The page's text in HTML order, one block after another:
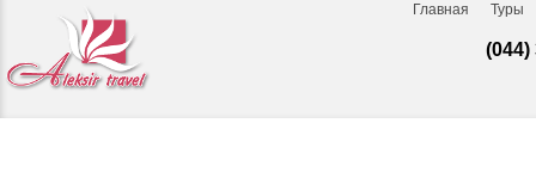
Главная Туры
(044)